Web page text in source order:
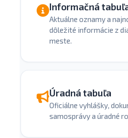
Informačná
Aktuálne oznamy a
dôležité informácie z
meste.
Úradná tabuľa
Oficiálne vyhlášky,
samosprávy a úradné